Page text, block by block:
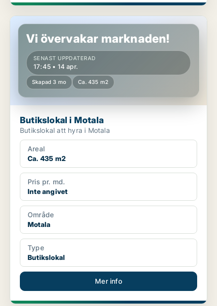
Butikslokal i Motala
Vi övervakar marknaden!
SENAST UPPDATERAD
17:45 • 14 apr.
Skapad 3 mo Ca. 435 m2
Butikslokal i Motala
Butikslokal att hyra i Motala
Areal
Ca. 435 m2
Pris pr. md.
Inte angivet
Område
Motala
Type
Butikslokal
Mer info